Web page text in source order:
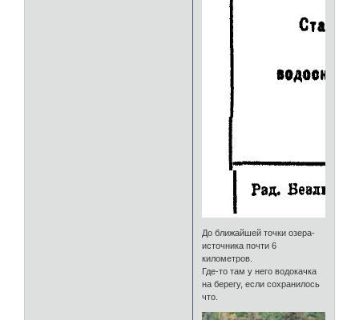
До ближайшей точки озера-
источника почти 6
километров.
Где-то там у него водокачка
на берегу, если сохранилось
что.